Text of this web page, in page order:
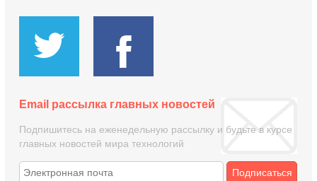
Email рассылка главных новостей
Подпишитесь на еженедельную рассылку и будьте в курсе
главных новостей мира технологий
Подписаться